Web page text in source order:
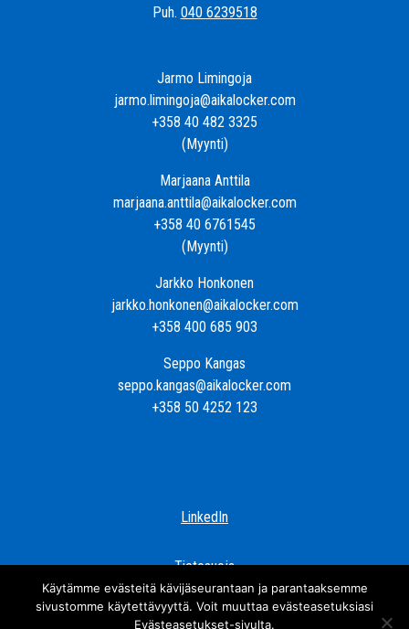
Puh. 040 6239518
Jarmo Limingoja
jarmo.limingoja@aikalocker.com
+358 40 482 3325
(Myynti)
Marjaana Anttila
marjaana.anttila@aikalocker.com
+358 40 6761545
(Myynti)
Jarkko Honkonen
jarkko.honkonen@aikalocker.com
+358 400 685 903
Seppo Kangas
seppo.kangas@aikalocker.com
+358 50 4252 123
LinkedIn
Tietosuoja
Käytämme evästeitä kävijäseurantaan ja parantaaksemme
sivustomme käytettävyyttä. Voit muuttaa evästeasetuksiasi
Evästeasetukset-sivulta.